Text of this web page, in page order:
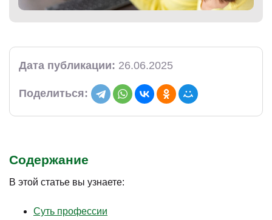
Дата публикации: 26.06.2025
Поделиться:
Содержание
В этой статье вы узнаете:
Суть профессии